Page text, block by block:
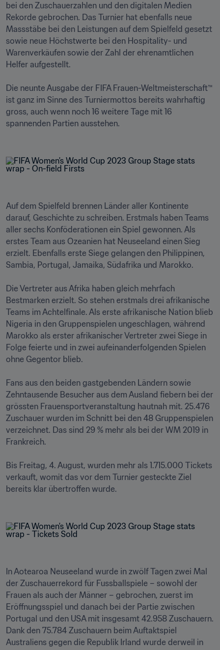
bei den Zuschauerzahlen und den digitalen Medien
Rekorde gebrochen. Das Turnier hat ebenfalls neue
Massstäbe bei den Leistungen auf dem Spielfeld gesetzt
sowie neue Höchstwerte bei den Hospitality- und
Warenverkäufen sowie der Zahl der ehrenamtlichen
Helfer aufgestellt.
Die neunte Ausgabe der FIFA Frauen-Weltmeisterschaft™
ist ganz im Sinne des Turniermottos bereits wahrhaftig
gross, auch wenn noch 16 weitere Tage mit 16
spannenden Partien ausstehen.
Auf dem Spielfeld brennen Länder aller Kontinente
darauf, Geschichte zu schreiben. Erstmals haben Teams
aller sechs Konföderationen ein Spiel gewonnen. Als
erstes Team aus Ozeanien hat Neuseeland einen Sieg
erzielt. Ebenfalls erste Siege gelangen den Philippinen,
Sambia, Portugal, Jamaika, Südafrika und Marokko.
Die Vertreter aus Afrika haben gleich mehrfach
Bestmarken erzielt. So stehen erstmals drei afrikanische
Teams im Achtelfinale. Als erste afrikanische Nation blieb
Nigeria in den Gruppenspielen ungeschlagen, während
Marokko als erster afrikanischer Vertreter zwei Siege in
Folge feierte und in zwei aufeinanderfolgenden Spielen
ohne Gegentor blieb.
Fans aus den beiden gastgebenden Ländern sowie
Zehntausende Besucher aus dem Ausland fiebern bei der
grössten Frauensportveranstaltung hautnah mit. 25.476
Zuschauer wurden im Schnitt bei den 48 Gruppenspielen
verzeichnet. Das sind 29 % mehr als bei der WM 2019 in
Frankreich.
Bis Freitag, 4. August, wurden mehr als 1.715.000 Tickets
verkauft, womit das vor dem Turnier gesteckte Ziel
bereits klar übertroffen wurde.
In Aotearoa Neuseeland wurde in zwölf Tagen zwei Mal
der Zuschauerrekord für Fussballspiele – sowohl der
Frauen als auch der Männer – gebrochen, zuerst im
Eröffnungsspiel und danach bei der Partie zwischen
Portugal und den USA mit insgesamt 42.958 Zuschauern.
Dank den 75.784 Zuschauern beim Auftaktspiel
Australiens gegen die Republik Irland wurde derweil in